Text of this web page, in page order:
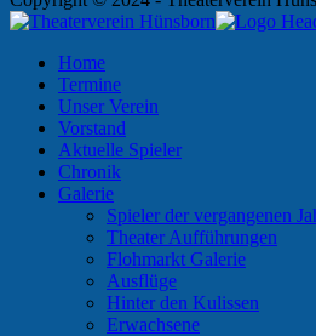
Home
Termine
Unser Verein
Vorstand
Aktuelle Spieler
Chronik
Galerie
Spieler der vergangenen
Theater Aufführungen
Flohmarkt Galerie
Ausflüge
Hinter den Kulissen
Erwachsene